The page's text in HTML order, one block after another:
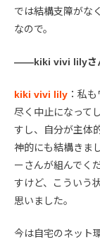
では結構支障がな
なので。
――kiki vivi lilyさ
kiki vivi lily ：私
尽く中止になって
すし、自分が主体
神的にも結構きま
ーさんが組んでく
すけど、こういう
思いました。
今は自宅のネット